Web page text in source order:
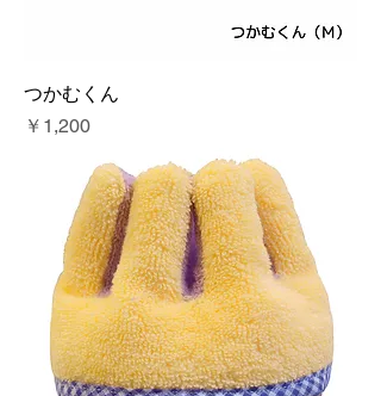
つかむくん
価格
￥1,200